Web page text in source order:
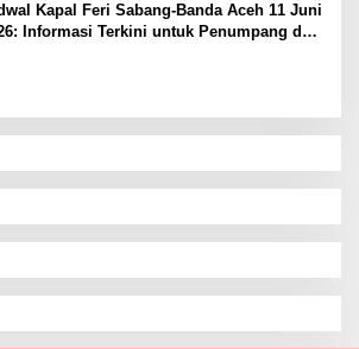
Kapal Feri Sabang-Banda Aceh 11 Juni
Informasi Terkini untuk Penumpang dan